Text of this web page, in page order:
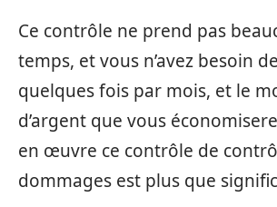
Ce contrôle ne prend pas
temps, et vous n’avez besoin
quelques fois par mois, et le
d’argent que vous
en œuvre ce contrôle de
dommages est plus que